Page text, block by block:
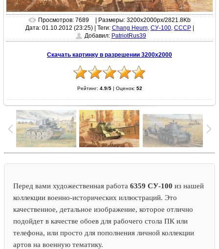
Просмотров: 7689
| Размеры: 3200x2000px/2821.8Kb
Дата: 01.10.2012 (23:25)| Теги: Chang Heum, СУ-100, СССР|
Добавил: PatriotRus39
Скачать картинку в разрешении 3200x2000
Рейтинг: 4.9/5| Оценок: 52
Перед вами художественная работа 6359 СУ-100 из нашей
коллекции военно-исторических иллюстраций. Это
качественное, детальное изображение, которое отлично
подойдет в качестве обоев для рабочего стола ПК или
телефона, или просто для пополнения личной коллекции
артов на военную тематику.